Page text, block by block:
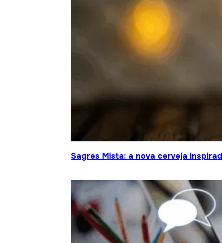
Sagres Mista: a nova cerveja